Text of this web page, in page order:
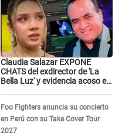
Claudia Salazar EXPONE
CHATS del exdirector de 'La
Bella Luz' y evidencia acoso e
Foo Fighters anuncia su concierto
en Perú con su Take Cover Tour
2027